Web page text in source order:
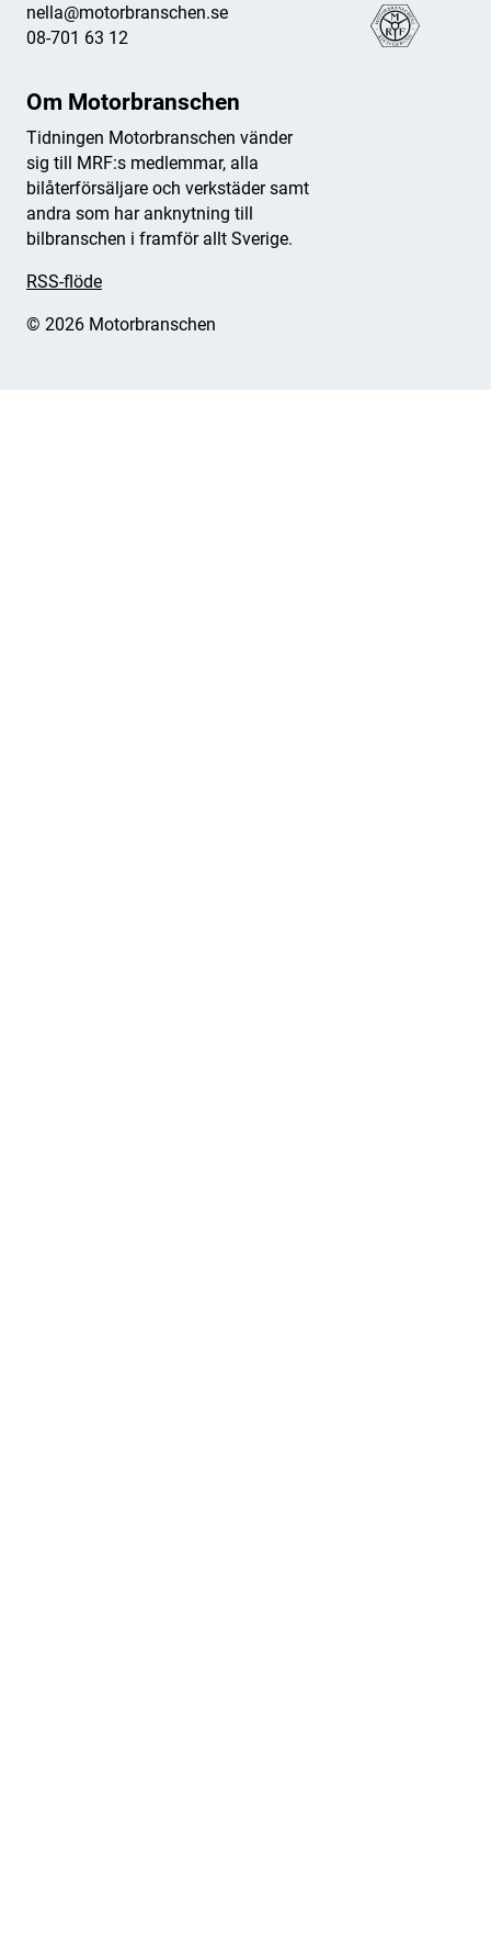
Om Motorbranschen
Tidningen Motorbranschen vänder
sig till MRF:s medlemmar, alla
bilåterförsäljare och verkstäder samt
andra som har anknytning till
bilbranschen i framför allt Sverige.
RSS-flöde
© 2026 Motorbranschen
nella@motorbranschen.se
08-701 63 12